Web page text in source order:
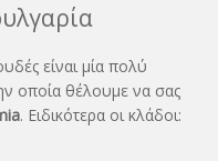
είναι μία πολύ
οποία θέλουμε να σας
. Ειδικότερα οι κλάδοι: